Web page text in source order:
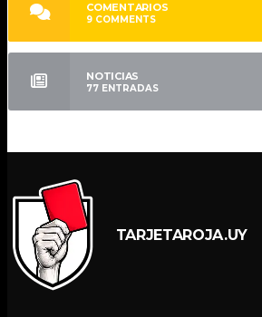
COMENTARIOS
9 COMMENTS
NOTICIAS
77 ENTRADAS
TARJETAROJA.UY